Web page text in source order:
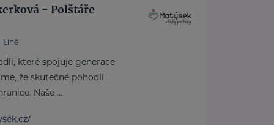
- Polštáře
Líně
které spojuje generace
že skutečné pohodlí
Naše ...